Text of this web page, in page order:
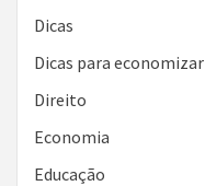
Dicas
Dicas para economizar
Direito
Economia
Educação